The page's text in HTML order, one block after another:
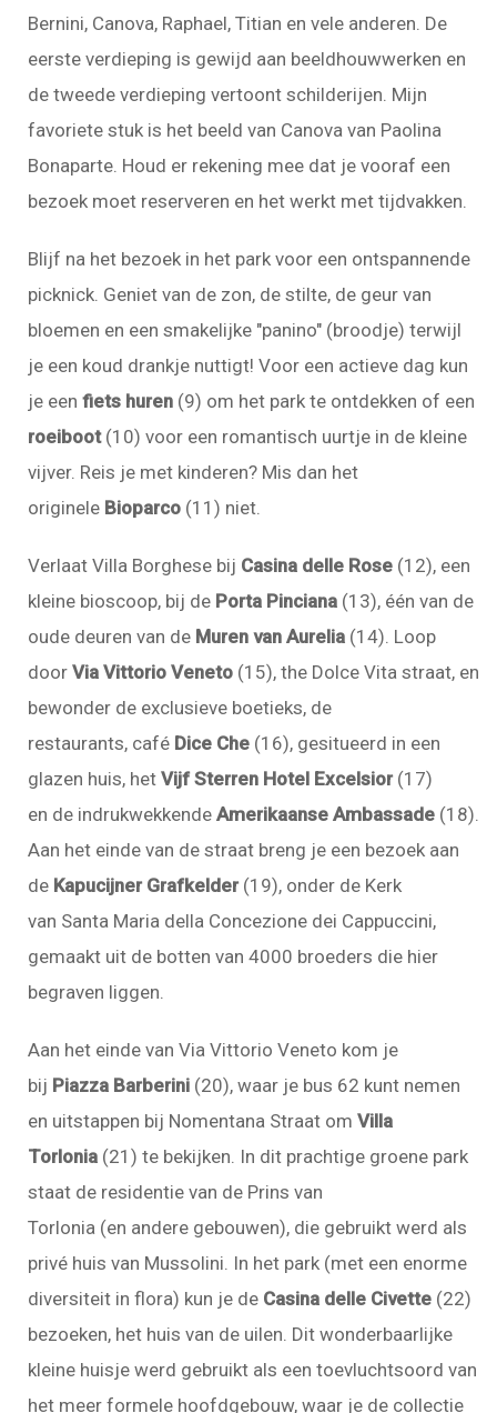
Bernini, Canova, Raphael, Titian en vele anderen. De
eerste verdieping is gewijd aan beeldhouwwerken en
de tweede verdieping vertoont schilderijen. Mijn
favoriete stuk is het beeld van Canova van Paolina
Bonaparte. Houd er rekening mee dat je vooraf een
bezoek moet reserveren en het werkt met tijdvakken.
Blijf na het bezoek in het park voor een ontspannende
picknick. Geniet van de zon, de stilte, de geur van
bloemen en een smakelijke "panino" (broodje) terwijl
je een koud drankje nuttigt! Voor een actieve dag kun
je een fiets huren (9) om het park te ontdekken of een
roeiboot (10) voor een romantisch uurtje in de kleine
vijver. Reis je met kinderen? Mis dan het
originele Bioparco (11) niet.
Verlaat Villa Borghese bij Casina delle Rose (12), een
kleine bioscoop, bij de Porta Pinciana (13), één van de
oude deuren van de Muren van Aurelia (14). Loop
door Via Vittorio Veneto (15), the Dolce Vita straat, en
bewonder de exclusieve boetieks, de
restaurants, café Dice Che (16), gesitueerd in een
glazen huis, het Vijf Sterren Hotel Excelsior(17)
en de indrukwekkende Amerikaanse Ambassade (18).
Aan het einde van de straat breng je een bezoek aan
de Kapucijner Grafkelder (19), onder de Kerk
van Santa Maria della Concezione dei Cappuccini,
gemaakt uit de botten van 4000 broeders die hier
begraven liggen.
Aan het einde van Via Vittorio Veneto kom je
bij Piazza Barberini (20), waar je bus 62 kunt nemen
en uitstappen bij Nomentana Straat om Villa
Torlonia (21) te bekijken. In dit prachtige groene park
staat de residentie van de Prins van
Torlonia (en andere gebouwen), die gebruikt werd als
privé huis van Mussolini. In het park (met een enorme
diversiteit in flora) kun je de Casina delle Civette (22)
bezoeken, het huis van de uilen. Dit wonderbaarlijke
kleine huisje werd gebruikt als een toevluchtsoord van
het meer formele hoofdgebouw, waar je de collectie